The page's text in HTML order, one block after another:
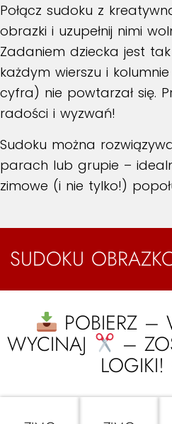
Połącz sudoku z
obrazki i uzupełnij nimi
Zadaniem dziecka jest
każdym wierszu i
cyfra) nie powtarzał się.
radości i wyzwań!
Sudoku można
parach lub grupie –
zimowe (i nie tylko!)
SUDOKU
POBIERZ –
WYCINAJ –
LOGIKI!